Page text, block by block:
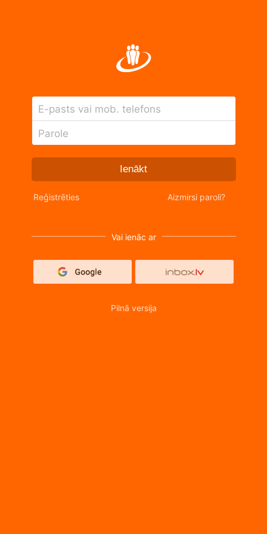
E-pasts vai mob. telefons
Parole
Ienākt
Reģistrēties Aizmirsi paroli?
Vai ienāc ar
Pilnā versija